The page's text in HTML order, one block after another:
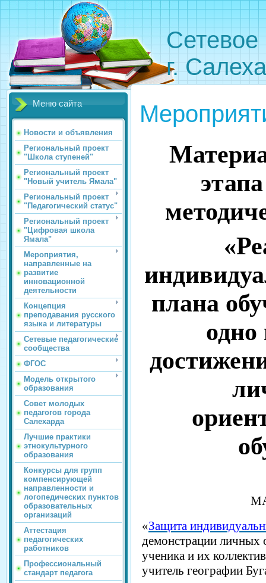
Сетевое
г.
Меню сайта
Новости и объявления
Региональный проект
"Школа ступеней"
Региональный проект
"Новый учитель Ямала"
Региональный проект
"Педагогический статус"
Региональный проект
"Цифровая школа
Ямала"
Мероприятия,
направленные на
развитие
инновационной
деятельности
Концепция
преподавания русского
языка и литературы
Сетевые педагогические
сообщества
ФГОС
Модель открытого
образования
Совет молодых
педагогов города
Салехарда
Лучшие практики
этнокультурного
образования
Конкурсы для групп
компенсирующей
направленности и
логопедических пунктов
образовательных
организаций
Аттестация
педагогических
работников
Профессиональный
стандарт педагога
плана
одно
«Защита
демонстрации личных
ученика и их
учитель географии